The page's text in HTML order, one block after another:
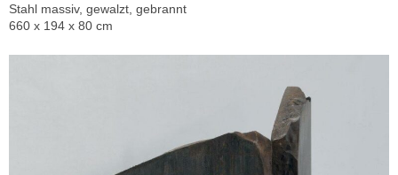
Stahl massiv, gewalzt, gebrannt
660 x 194 x 80 cm